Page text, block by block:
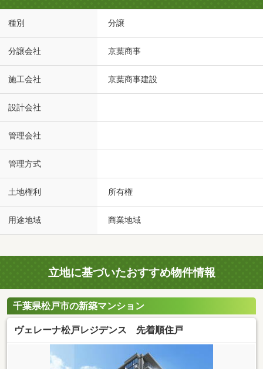
種別 分譲
分譲会社 京葉商事
施工会社 京葉商事建設
設計会社
管理会社
管理方式
土地権利 所有権
用途地域 商業地域
立地に基づいたおすすめ物件情報
千葉県松戸市の新築マンション
ヴェレーナ松戸レジデンス 先着順住戸